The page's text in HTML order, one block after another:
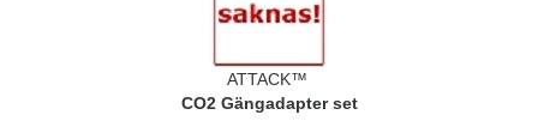
ATTACK™
CO2 Gängadapter set